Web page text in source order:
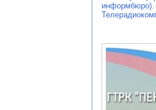
информбюро).